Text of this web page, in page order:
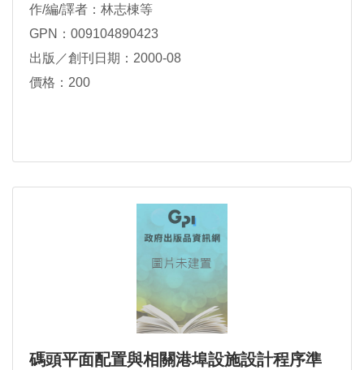
作/編/譯者：林志棟等
GPN：009104890423
出版／創刊日期：2000-08
價格：200
碼頭平面配置與相關港埠設施設計程序準